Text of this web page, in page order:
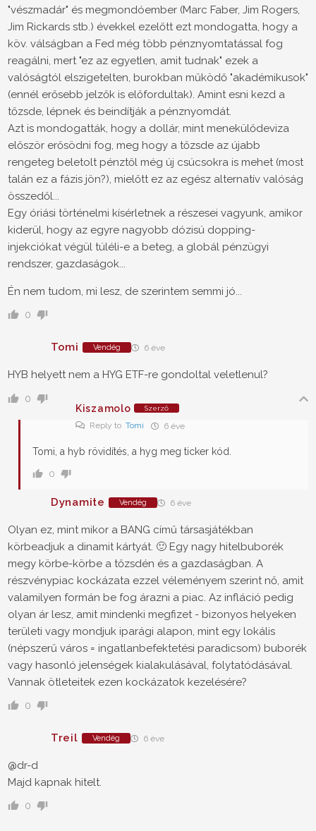
"vészmadár" és megmondóember (Marc Faber, Jim Rogers,
Jim Rickards stb.) évekkel ezelőtt ezt mondogatta, hogy a
köv. válságban a Fed még több pénznyomtatással fog
reagálni, mert "ez az egyetlen, amit tudnak" ezek a
valóságtól elszigetelten, burokban működő "akadémikusok"
(ennél erősebb jelzők is előfordultak). Amint esni kezd a
tőzsde, lépnek és beindítják a pénznyomdát.
Azt is mondogatták, hogy a dollár, mint menekülődeviza
először erősödni fog, meg hogy a tőzsde az újabb
rengeteg beletolt pénztől még új csúcsokra is mehet (most
talán ez a fázis jön?), mielőtt ez az egész alternatív valóság
összedől...
Egy óriási történelmi kísérletnek a részesei vagyunk, amikor
kiderül, hogy az egyre nagyobb dózisú dopping-
injekciókat végül túléli-e a beteg, a globál pénzügyi
rendszer, gazdaságok...
Én nem tudom, mi lesz, de szerintem semmi jó...
0
Tomi Vendég 6 éve
HYB helyett nem a HYG ETF-re gondoltal veletlenul?
0
Kiszamolo
Szerző
Reply to Tomi 6 éve
Tomi, a hyb rövidítés, a hyg meg ticker kód.
0
Dynamite Vendég 6 éve
Olyan ez, mint mikor a BANG című társasjátékban
körbeadjuk a dinamit kártyát. 🙂 Egy nagy hitelbuborék
megy körbe-körbe a tőzsdén és a gazdaságban. A
részvénypiac kockázata ezzel véleményem szerint nő, amit
valamilyen formán be fog árazni a piac. Az infláció pedig
olyan ár lesz, amit mindenki megfizet - bizonyos helyeken
területi vagy mondjuk iparági alapon, mint egy lokális
(népszerű város = ingatlanbefektetési paradicsom) buborék
vagy hasonló jelenségek kialakulásával, folytatódásával.
Vannak ötleteitek ezen kockázatok kezelésére?
0
Treil Vendég 6 éve
@dr-d
Majd kapnak hitelt.
0